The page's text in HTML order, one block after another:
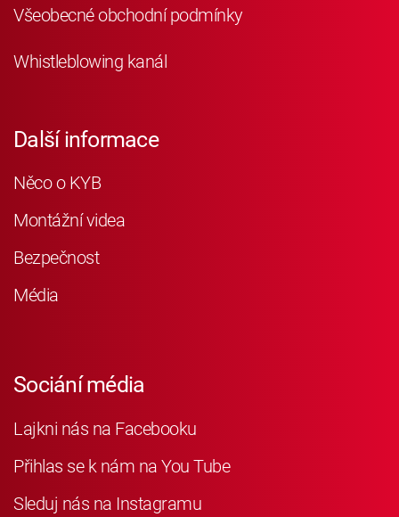
Všeobecné obchodní podmínky
Whistleblowing kanál
Další informace
Něco o KYB
Montážní videa
Bezpečnost
Média
Sociání média
Lajkni nás na Facebooku
Přihlas se k nám na You Tube
Sleduj nás na Instagramu